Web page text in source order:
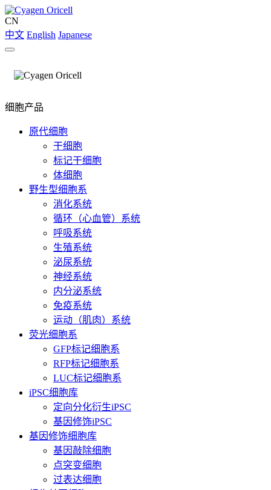
CN
中文 English Japanese
细胞产品
原代细胞
干细胞
标记干细胞
体细胞
野生型细胞系
消化系统
循环（心血管）系统
呼吸系统
生殖系统
泌尿系统
神经系统
内分泌系统
免疫系统
运动（肌肉）系统
荧光细胞系
GFP标记细胞系
RFP标记细胞系
LUC标记细胞系
iPSC细胞库
定向分化衍生iPSC
基因修饰iPSC
基因修饰细胞库
基因敲除细胞
点突变细胞
过表达细胞